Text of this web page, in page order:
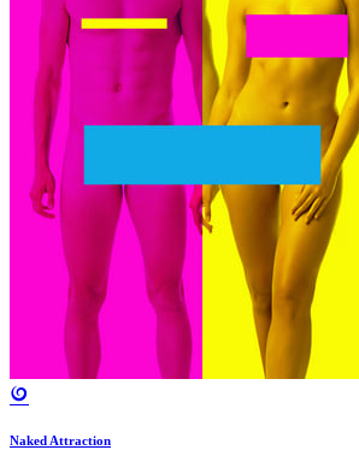
Naked Attraction